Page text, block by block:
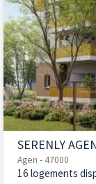
SERENLY
Agen - 47000
16 logements